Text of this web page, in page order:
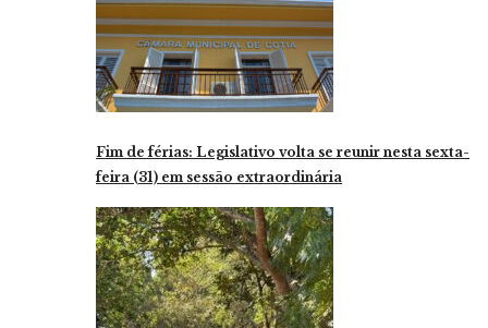
Fim de férias: Legislativo volta se reunir nesta sexta-
feira (31) em sessão extraordinária